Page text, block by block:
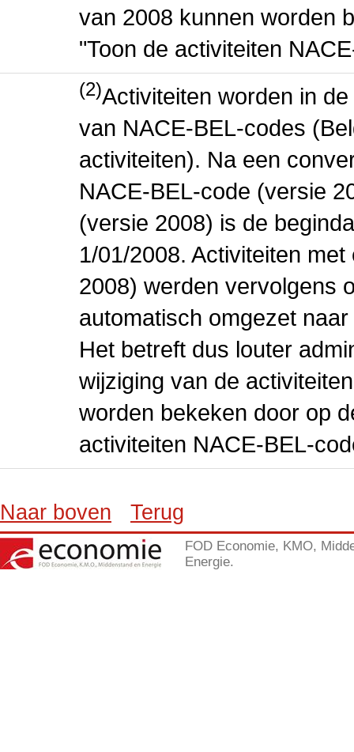
van 2008 kunnen worden
"Toon de activiteiten
(2)Activiteiten worden in
van NACE-BEL-codes
activiteiten). Na een
NACE-BEL-code (versie
(versie 2008) is de
1/01/2008. Activiteiten
2008) werden vervolgens
automatisch omgezet
Het betreft dus louter
wijziging van de
worden bekeken door op
activiteiten NACE-BEL-
Naar boven Terug
FOD Economie, KMO,
Energie.